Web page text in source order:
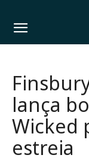
lança
Wicked
estreia